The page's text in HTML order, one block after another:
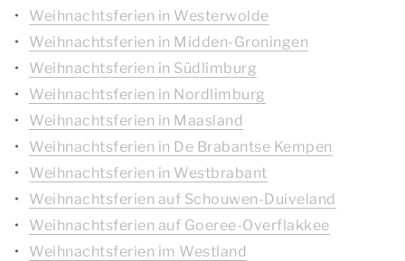
Weihnachtsferien in Westerwolde
Weihnachtsferien in Midden-Groningen
Weihnachtsferien in Südlimburg
Weihnachtsferien in Nordlimburg
Weihnachtsferien in Maasland
Weihnachtsferien in De Brabantse Kempen
Weihnachtsferien in Westbrabant
Weihnachtsferien auf Schouwen-Duiveland
Weihnachtsferien auf Goeree-Overflakkee
Weihnachtsferien im Westland